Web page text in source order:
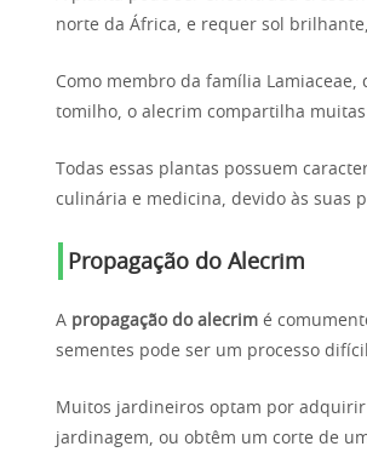
norte da África, e requer sol brilhante,
Como membro da família
tomilho, o alecrim compartilha
Todas essas plantas possuem
culinária e medicina, devido às suas
Propagação do Alecrim
A propagação do alecrim é
sementes pode ser um processo
Muitos jardineiros optam por
jardinagem, ou obtêm um corte de